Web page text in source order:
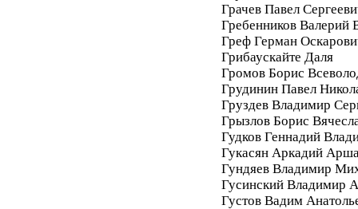
Грачев Павел
Гребенников Валерий
Греф Герман
Грибаускайте Даля
Громов Борис
Грудинин Павел
Груздев Владимир
Грызлов Борис
Гудков Геннадий
Гукасян Аркадий
Гундяев Владимир
Гусинский Владимир
Густов Вадим